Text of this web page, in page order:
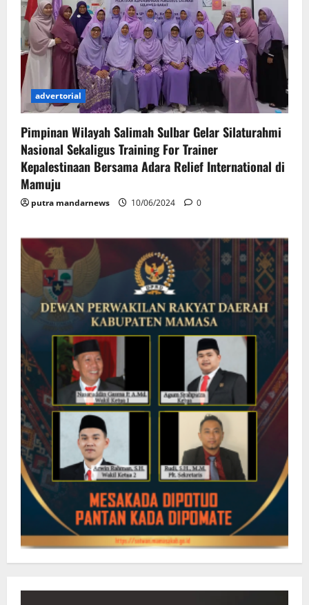
advertorial
Pimpinan Wilayah Salimah Sulbar Gelar Silaturahmi
Nasional Sekaligus Training For Trainer
Kepalestinaan Bersama Adara Relief International di
Mamuju
putra mandarnews 10/06/2024 0